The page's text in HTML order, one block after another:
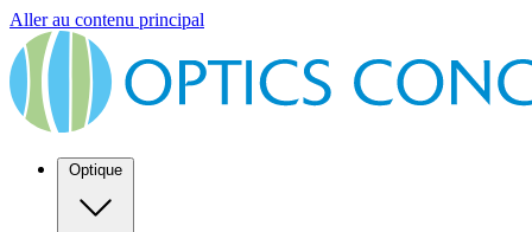
Aller au contenu principal
Optique